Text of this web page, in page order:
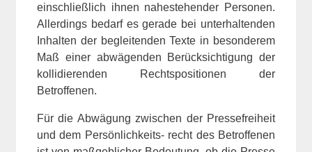
einschließlich ihnen nahestehender Personen.
Allerdings bedarf es gerade bei unterhaltenden
Inhalten der begleitenden Texte in besonderem
Maß einer abwägenden Berücksichtigung der
kollidierenden Rechtspositionen der
Betroffenen.
Für die Abwägung zwischen der Pressefreiheit
und dem Persönlichkeits- recht des Betroffenen